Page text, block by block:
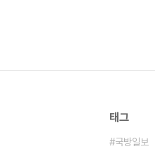
태그
국방일보